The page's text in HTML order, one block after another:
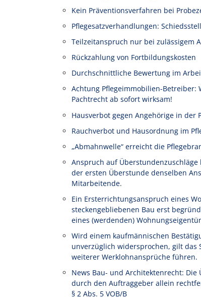
Kein Präventionsverfahren bei
Pflegesatzverhandlungen:
Teilzeitanspruch nur bei zulässigem
Rückzahlung von Fortbildungskosten
Durchschnittliche Bewertung im
Achtung Pflegeimmobilien-Betreiber:
Pachtrecht ab sofort wirksam!
Hausverbot gegen Angehörige in der
Rauchverbot und Hausordnung im
„Abmahnwelle“ erreicht die
Anspruch auf
der ersten Überstunde denselben
Mitarbeitende.
Ein Ersterrichtungsanspruch eines
steckengebliebenen Bau erst
eines (werdenden)
Wird einem kaufmännischen
unverzüglich widersprochen, gilt das
weiterer Werklohnansprüche führen.
News Bau- und Architektenrecht:
durch den Auftraggeber allein
§ 2 Abs. 5 VOB/B